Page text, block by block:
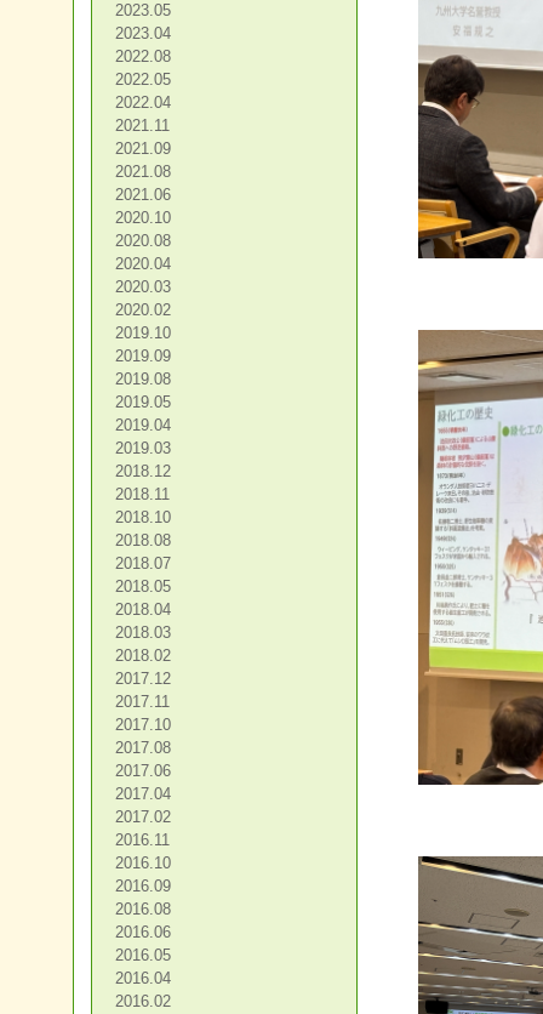
2023.05
2023.04
2022.08
2022.05
2022.04
2021.11
2021.09
2021.08
2021.06
2020.10
2020.08
2020.04
2020.03
2020.02
2019.10
2019.09
2019.08
2019.05
2019.04
2019.03
2018.12
2018.11
2018.10
2018.08
2018.07
2018.05
2018.04
2018.03
2018.02
2017.12
2017.11
2017.10
2017.08
2017.06
2017.04
2017.02
2016.11
2016.10
2016.09
2016.08
2016.06
2016.05
2016.04
2016.02